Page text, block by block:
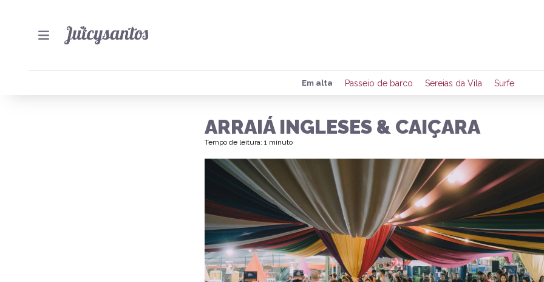
Preencha seus dados para
de eventos e notícias da
Quero
Em alta Passeio de barco Sereias da Vila Surfe
ARRAIÁ INGLESES & CAIÇARA
Tempo de leitura: 1 minuto